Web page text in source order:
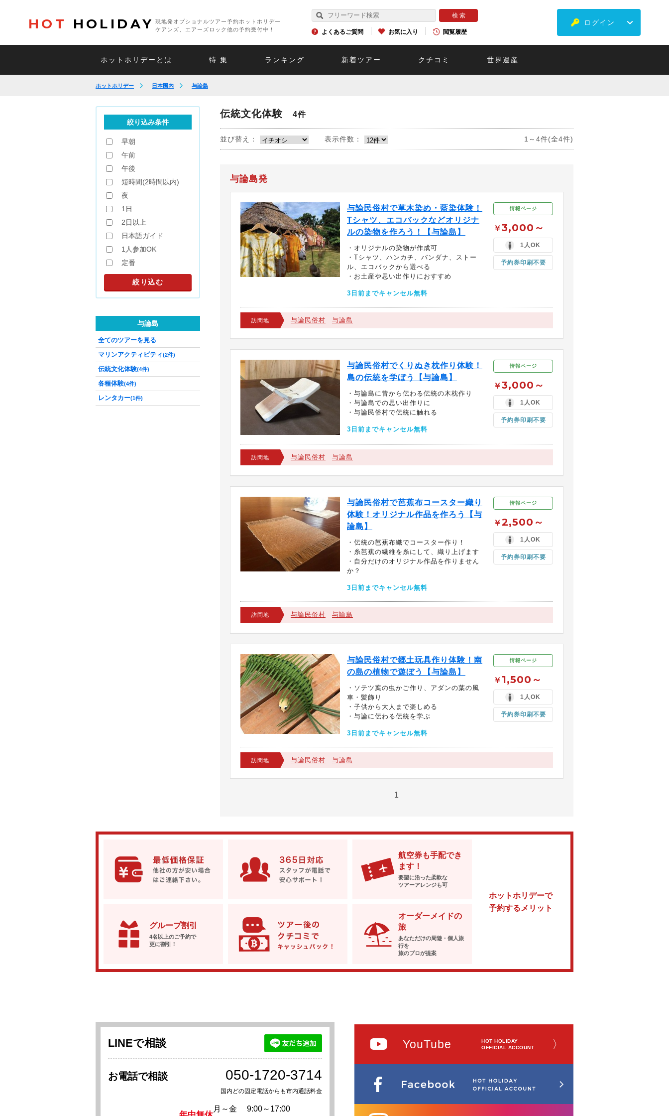
HOT HOLIDAY
現地発オプショナルツアー予約ホットホリデー
ケアンズ、エアーズロック他の予約受付中！
よくあるご質問 お気に入り 閲覧履歴
ログイン
ホットホリデーとは 特 集 ランキング 新着ツアー クチコミ 世界遺産
ホットホリデー 日本国内 与論島
伝統文化体験 4件
並び替え： 表示件数： 1～4件(全4件)
与論島発
与論民俗村で草木染め・藍染体験！
Tシャツ、エコバックなどオリジナ
ルの染物を作ろう！【与論島】
・オリジナルの染物が作成可
・Tシャツ、ハンカチ、バンダナ、ストー
ル、エコバックから選べる
・お土産や思い出作りにおすすめ
3日前までキャンセル無料
情報ページ
￥3,000～
1人OK
予約券印刷不要
訪問地 与論民俗村 与論島
与論民俗村でくりぬき枕作り体験！
島の伝統を学ぼう【与論島】
・与論島に昔から伝わる伝統の木枕作り
・与論島での思い出作りに
・与論民俗村で伝統に触れる
3日前までキャンセル無料
情報ページ
￥3,000～
1人OK
予約券印刷不要
訪問地 与論民俗村 与論島
与論民俗村で芭蕉布コースター織り
体験！オリジナル作品を作ろう【与
論島】
・伝統の芭蕉布織でコースター作り！
・糸芭蕉の繊維を糸にして、織り上げます
・自分だけのオリジナル作品を作りません
か？
3日前までキャンセル無料
情報ページ
￥2,500～
1人OK
予約券印刷不要
訪問地 与論民俗村 与論島
与論民俗村で郷土玩具作り体験！南
の島の植物で遊ぼう【与論島】
・ソテツ葉の虫かご作り、アダンの葉の風
車・髪飾り
・子供から大人まで楽しめる
・与論に伝わる伝統を学ぶ
3日前までキャンセル無料
情報ページ
￥ 1,500～
1人OK
予約券印刷不要
訪問地 与論民俗村 与論島
1
絞り込み条件
早朝
午前
午後
短時間(2時間以内)
夜
1日
2日以上
日本語ガイド
1人参加OK
定番
与論島
全てのツアーを見る
マリンアクティビティ(2件)
伝統文化体験(4件)
各種体験(4件)
レンタカー(1件)
ホットホリデーで
予約するメリット
航空券も手配でき
ます！
要望に沿った柔軟な
ツアーアレンジも可
グループ割引
4名以上のご予約で
更に割引！
オーダーメイドの
旅
あなただけの周遊・個人旅
行を
旅のプロが提案
LINEで相談
お電話で相談 050-1720-3714
国内どの固定電話からも市内通話料金
月～金 9:00～17:00
YouTube
HOT HOLIDAY
OFFICIAL ACCOUNT
〉